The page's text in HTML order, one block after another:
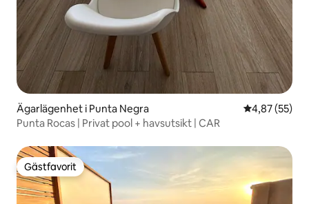
Ägarlägenhet i Punta Negra 4,87 av 5 i
4,87 (55)
Punta Rocas | Privat pool + havsutsikt | CAR
Gästfavorit
Gästfavorit